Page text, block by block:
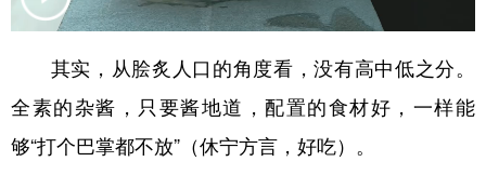
新疆 内蒙古 黑龙江
多语种频道
English Español Français
其实，从脍炙人口的角度看，没有高中低之分。
全素的杂酱，只要酱地道，配置的食材好，一样能
够“打个巴掌都不放”（休宁方言，好吃）。